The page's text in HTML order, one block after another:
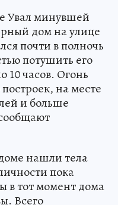
Увал минувшей
дом на улице
почти в полночь
потушить его
10 часов. Огонь
на месте
и больше
нашли тела
пока
в тот момент дома
Всего